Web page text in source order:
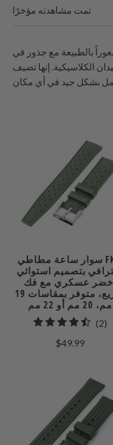
تمت مشاهدته مؤخرًا
بالطبيعة مع جذور في
الكلاسيكية. إنها تضيف
سوار ساعة مطاطي FKM
بتصميم استوائي
عسكري مع فك
سريع، متوفر بمقاسات 19
مم، 20 مم أو 22 مم
(2)2
$49.99